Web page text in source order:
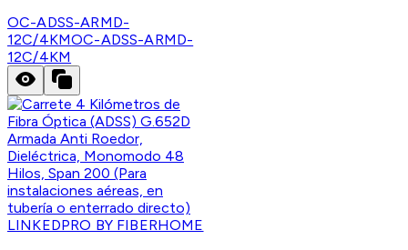
OC-ADSS-ARMD-
12C/4KMOC-ADSS-ARMD-
12C/4KM
LINKEDPRO BY FIBERHOME